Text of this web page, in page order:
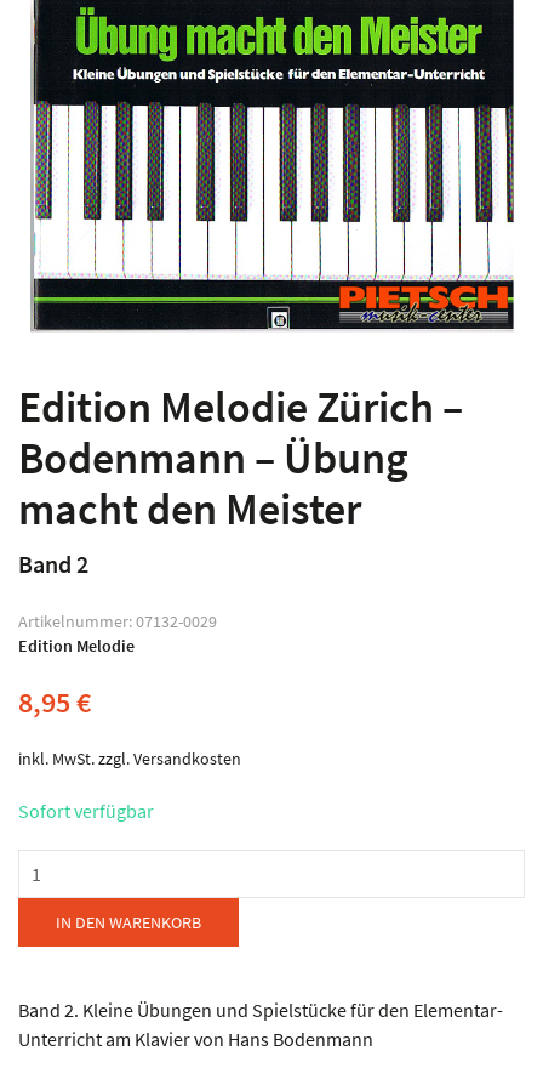
Edition Melodie Zürich –
Bodenmann – Übung
macht den Meister
Band 2
Artikelnummer:07132-0029
Edition Melodie
8,95€
inkl. MwSt.zzgl.Versandkosten
Sofort verfügbar
Melodie
Zürich
-
-
Übung
IN DEN WARENKORB
Band 2. Kleine Übungen und Spielstücke für den Elementar-
Unterricht am Klavier von Hans Bodenmann